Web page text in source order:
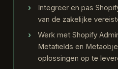
Integreer en pas
van de zakelijke
Werk met Shopify
Metafields en
oplossingen op te